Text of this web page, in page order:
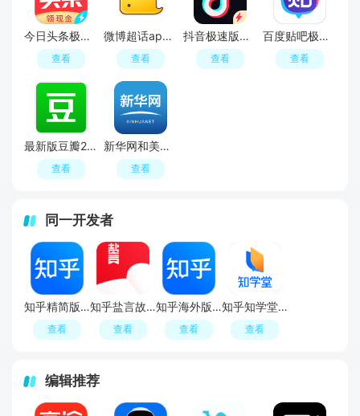
今日头条极速版app
查看
微博超话app客户端官方版
查看
抖音极速版最新版本官方版2026
查看
百度贴吧极速版2025去广告精简版
查看
最新版豆瓣2024官方版app
查看
新华网和美云课堂
查看
同一开发者
知乎精简版app小米定制版
查看
知乎盐言故事app官方最新版
查看
知乎海外版app(海外版知乎)
查看
知乎知学堂(知乎成人职业教育app)
查看
编辑推荐